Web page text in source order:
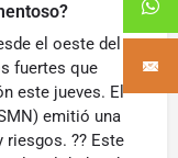
el oeste del
fuertes que
este jueves. El
emitió una
?? Este